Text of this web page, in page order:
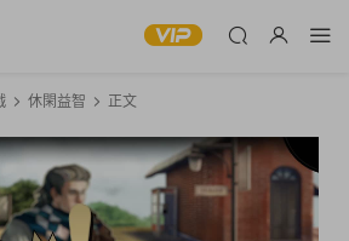
休閑益智 正文